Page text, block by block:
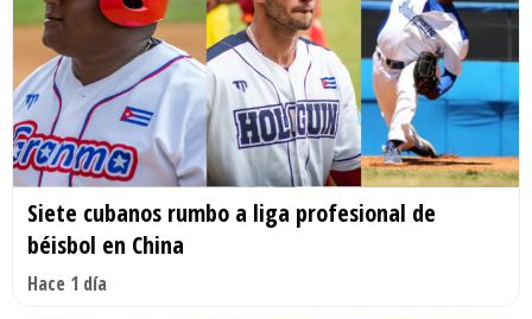
Siete cubanos rumbo a liga profesional de
béisbol en China
Hace 1 día